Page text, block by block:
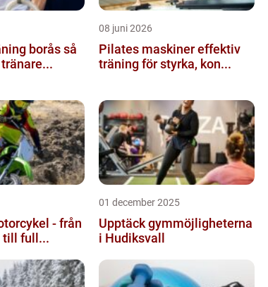
borås så
08 juni 2026
Pilates maskiner effektiv
träning för styrka, kon...
- från
till full...
01 december 2025
Upptäck gymmöjligheterna
i Hudiksvall